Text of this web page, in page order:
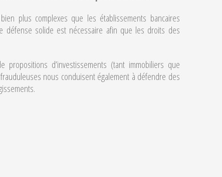
plus complexes que les établissements bancaires
défense solide est nécessaire afin que les droits des
propositions d’investissements (tant immobiliers que
nous conduisent également à défendre des